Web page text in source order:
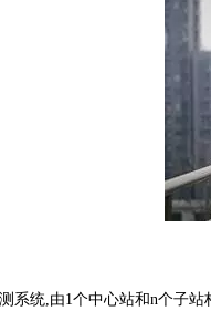
系统,由1个中心站和n个子